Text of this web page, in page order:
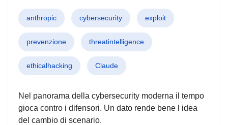
anthropic cybersecurity exploit
prevenzione threatintelligence
ethicalhacking Claude
Nel panorama della cybersecurity moderna il tempo
gioca contro i difensori. Un dato rende bene l idea
del cambio di scenario.